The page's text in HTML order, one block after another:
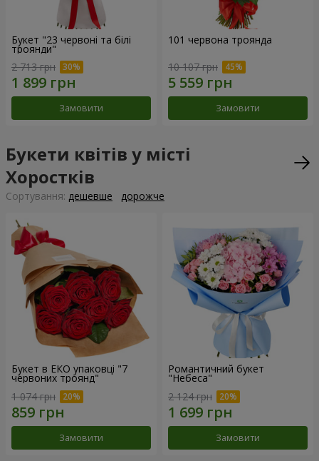
Букет "23 червоні та білі
троянди"
2 713 грн
Замовити
101 червона троянда
10 107 грн
Замовити
Букети квітів у місті
Хоростків
Сортування: дешевше дорожче
Букет в ЕКО упаковці "7
червоних троянд"
1 074 грн
Замовити
Романтичний букет
"Небеса"
2 124 грн
Замовити